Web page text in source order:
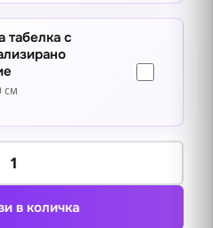
табелка с
см
в количка